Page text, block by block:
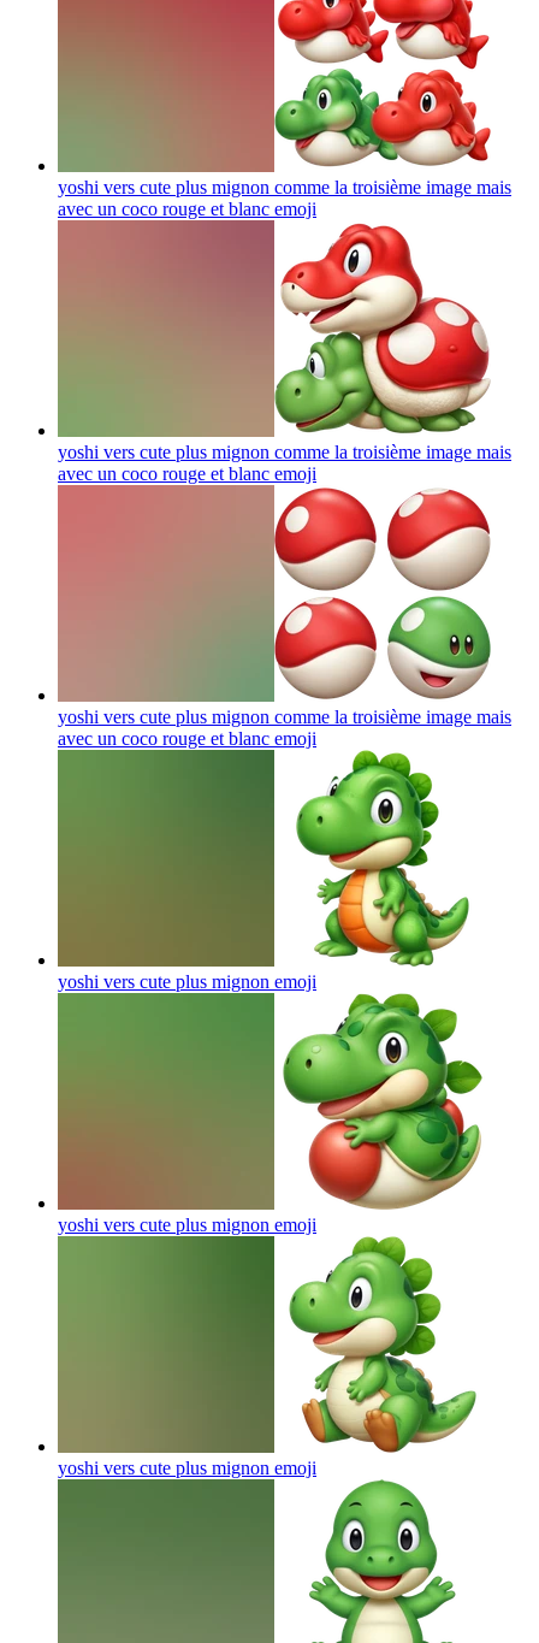
yoshi vers cute plus mignon comme la troisième image mais
avec un coco rouge et blanc emoji
yoshi vers cute plus mignon comme la troisième image mais
avec un coco rouge et blanc emoji
yoshi vers cute plus mignon comme la troisième image mais
avec un coco rouge et blanc emoji
yoshi vers cute plus mignon emoji
yoshi vers cute plus mignon emoji
yoshi vers cute plus mignon emoji